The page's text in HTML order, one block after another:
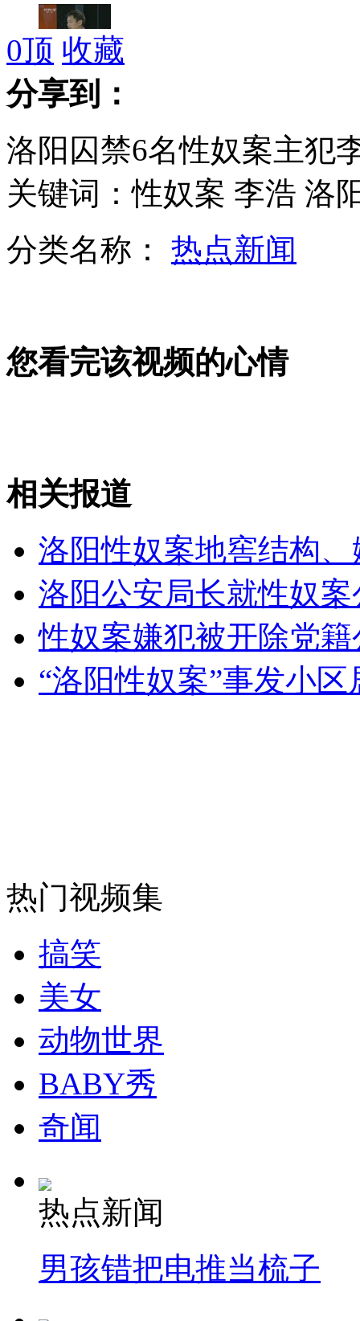
首例"恶意差评师"案告破7名嫌犯落网
叙利亚网络中断 各方说法不一
大庆:9岁男孩"为情"买醉闹超市
迎检查 产业园请临时工"表演上班"
山西运城恶犬咬伤多人 警民合力深夜将其击毙
女孩北京地铁殴打老人 痛下狠手拳打脚踢
无痛分娩是否安全 医生回应
走！跟着总书记去植树
纽约上演“枕头大战”
0顶 收藏
分享到：
洛阳囚禁6名性奴案主犯
关键词：性奴案 李浩 洛
分类名称： 热点新闻
您看完该视频的心情
相关报道
洛阳性奴案地窖结构
洛阳公安局长就性奴
性奴案嫌犯被开除党
“洛阳性奴案”事发小
热门视频集
搞笑
美女
动物世界
BABY秀
奇闻
热点新闻
男孩错把电推当梳子